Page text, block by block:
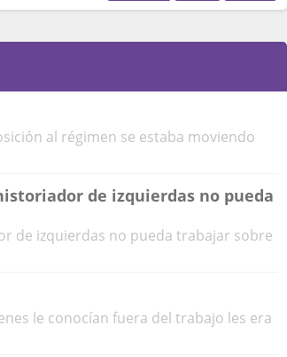
al régimen se estaba moviendo
de izquierdas no pueda
de izquierdas no pueda trabajar sobre
le conocían fuera del trabajo les era